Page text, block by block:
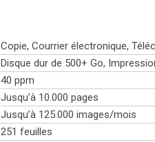
Copie, Courrier électronique,
Disque dur de 500+ Go,
40 ppm
Jusqu’à 10.000 pages
Jusqu’à 125.000 images/mois
251 feuilles